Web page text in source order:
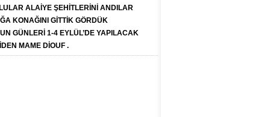
ALAİYE ŞEHİTLERİNİ ANDILAR
KONAĞINI GİTTİK GÖRDÜK
GÜNLERİ 1-4 EYLÜL’DE YAPILACAK
MAME DİOUF .